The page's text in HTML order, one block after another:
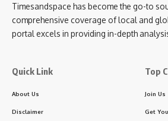
Timesandspace has become the go-to
comprehensive coverage of local and
portal excels in providing in-depth
Quick Link
About Us
Disclaimer
Top
Join Us
Get